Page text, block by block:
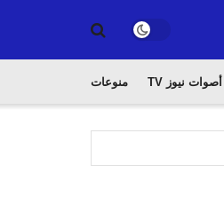
أصوات نيوز TV منوعات